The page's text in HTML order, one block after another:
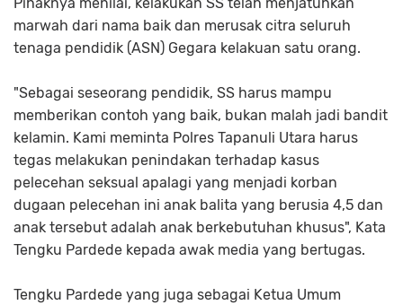
Pihaknya menilai, kelakukan SS telah menjatuhkan
marwah dari nama baik dan merusak citra seluruh
tenaga pendidik (ASN) Gegara kelakuan satu orang.
"Sebagai seseorang pendidik, SS harus mampu
memberikan contoh yang baik, bukan malah jadi bandit
kelamin. Kami meminta Polres Tapanuli Utara harus
tegas melakukan penindakan terhadap kasus
pelecehan seksual apalagi yang menjadi korban
dugaan pelecehan ini anak balita yang berusia 4,5 dan
anak tersebut adalah anak berkebutuhan khusus", Kata
Tengku Pardede kepada awak media yang bertugas.
Tengku Pardede yang juga sebagai Ketua Umum